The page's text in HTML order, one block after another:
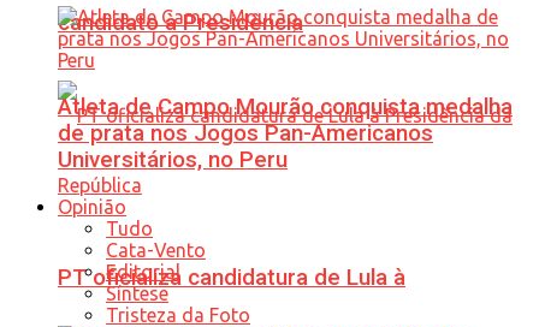
candidato à Presidência
PT oficializa candidatura de Lula à
Atleta de Campo Mourão conquista medalha
de prata nos Jogos Pan-Americanos
Universitários, no Peru
Opinião
Tudo
Cata-Vento
Editorial
Síntese
Tristeza da Foto